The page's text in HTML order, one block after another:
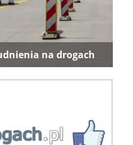
na drogach